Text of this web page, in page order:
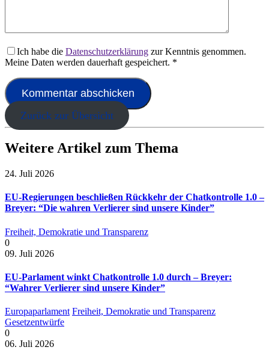
Ich habe die Datenschutzerklärung zur Kenntnis genommen.
Meine Daten werden dauerhaft gespeichert. *
Zurück zur Übersicht
Weitere Artikel zum Thema
24. Juli 2026
EU-Regierungen beschließen Rückkehr der Chatkontrolle 1.0 –
Breyer: “Die wahren Verlierer sind unsere Kinder”
Freiheit, Demokratie und Transparenz
0
09. Juli 2026
EU-Parlament winkt Chatkontrolle 1.0 durch – Breyer:
“Wahrer Verlierer sind unsere Kinder”
Europaparlament Freiheit, Demokratie und Transparenz
Gesetzentwürfe
0
06. Juli 2026